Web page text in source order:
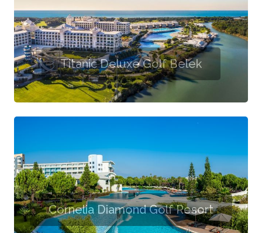
Titanic Deluxe Golf Belek
Cornelia Diamond Golf Resort